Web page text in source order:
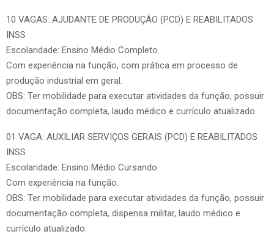
10 VAGAS: AJUDANTE DE PRODUÇÃO (PCD) E REABILITADOS
INSS
Escolaridade: Ensino Médio Completo.
Com experiência na função, com prática em processo de
produção industrial em geral.
OBS: Ter mobilidade para executar atividades da função, possuir
documentação completa, laudo médico e currículo atualizado.
01 VAGA: AUXILIAR SERVIÇOS GERAIS (PCD) E REABILITADOS
INSS
Escolaridade: Ensino Médio Cursando.
Com experiência na função.
OBS: Ter mobilidade para executar atividades da função, possuir
documentação completa, dispensa militar, laudo médico e
currículo atualizado.